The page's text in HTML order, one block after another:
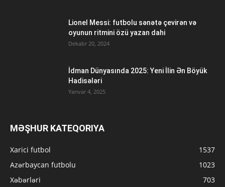
Lionel Messi: futbolu sənətə çevirən və
oyunun ritmini özü yazan dahi
Dekabr 20, 2024
İdman Dünyasında 2025: Yeni İlin Ən Böyük
Hadisələri
Yanvar 4, 2025
MƏŞHUR KATEQORIYA
Xarici futbol
1537
Azərbaycan futbolu
1023
Xəbərləri
703